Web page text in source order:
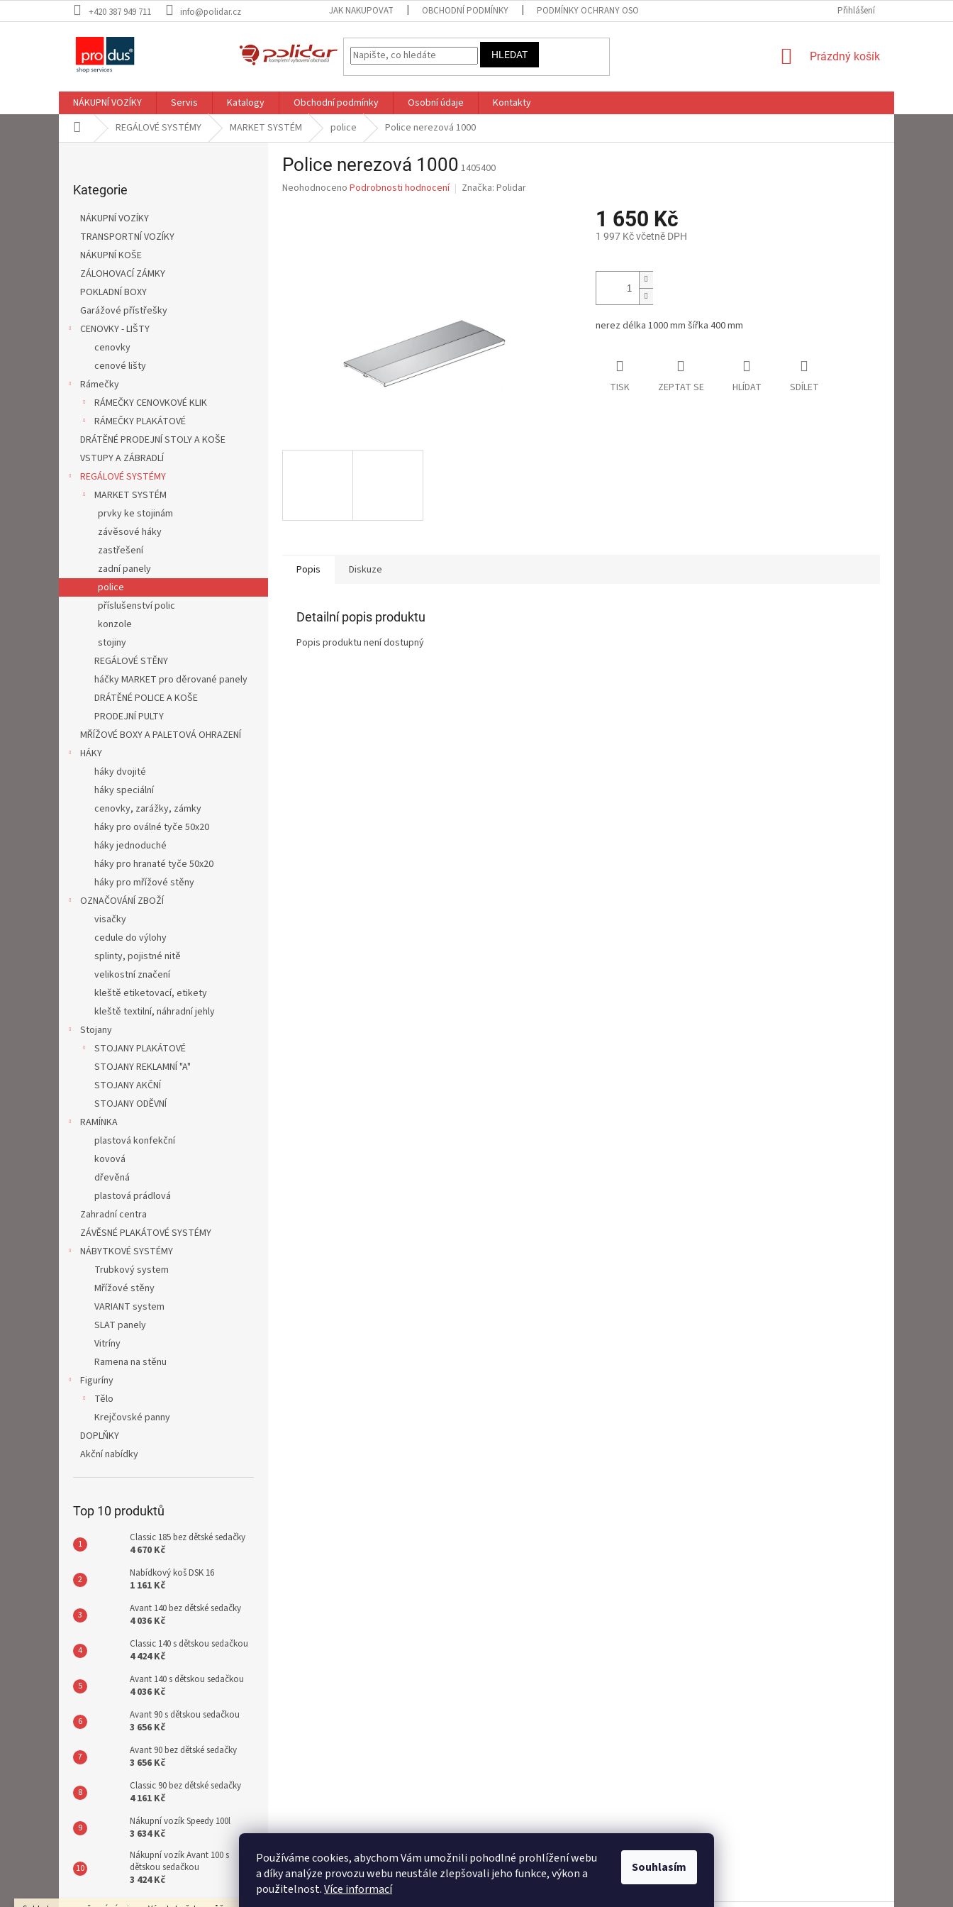
Používáme cookies, abychom Vám umožnili pohodlné prohlížení webu
a díky analýze provozu webu neustále zlepšovali jeho funkce, výkon a
použitelnost.Více informací
Souhlasím
na
+420 387 949 711 info@polidar.cz JAK NAKUPOVAT OBCHODNÍ PODMÍNKY PODMÍNKY OCHRANY OSOBNÍCH ÚDAJŮ Přihlášení
HLEDAT
NÁKUPNÍ
Prázdný košík
NÁKUPNÍ VOZÍKY Servis Katalogy Obchodní podmínky Osobní údaje
Kontakty
Domů REGÁLOVÉ SYSTÉMY MARKET SYSTÉM police Police nerezová 1000
kategorie
Kategorie
NÁKUPNÍ VOZÍKY
TRANSPORTNÍ VOZÍKY
NÁKUPNÍ KOŠE
ZÁLOHOVACÍ ZÁMKY
POKLADNÍ BOXY
Garážové přístřešky
CENOVKY - LIŠTY
cenovky
cenové lišty
Rámečky
RÁMEČKY CENOVKOVÉ KLIK
RÁMEČKY PLAKÁTOVÉ
DRÁTĚNÉ PRODEJNÍ STOLY A KOŠE
VSTUPY A ZÁBRADLÍ
REGÁLOVÉ SYSTÉMY
MARKET SYSTÉM
prvky ke stojinám
závěsové háky
zastřešení
zadní panely
police
příslušenství polic
konzole
stojiny
REGÁLOVÉ STĚNY
háčky MARKET pro děrované panely
DRÁTĚNÉ POLICE A KOŠE
PRODEJNÍ PULTY
MŘÍŽOVÉ BOXY A PALETOVÁ OHRAZENÍ
HÁKY
háky dvojité
háky speciální
cenovky, zarážky, zámky
háky pro oválné tyče 50x20
háky jednoduché
háky pro hranaté tyče 50x20
háky pro mřížové stěny
OZNAČOVÁNÍ ZBOŽÍ
visačky
cedule do výlohy
splinty, pojistné nitě
velikostní značení
kleště etiketovací, etikety
kleště textilní, náhradní jehly
Stojany
STOJANY PLAKÁTOVÉ
STOJANY REKLAMNÍ "A"
STOJANY AKČNÍ
STOJANY ODĚVNÍ
RAMÍNKA
plastová konfekční
kovová
dřevěná
plastová prádlová
Zahradní centra
ZÁVĚSNÉ PLAKÁTOVÉ SYSTÉMY
NÁBYTKOVÉ SYSTÉMY
Trubkový system
Mřížové stěny
VARIANT system
SLAT panely
Vitríny
Ramena na stěnu
Figuríny
Tělo
Krejčovské panny
DOPLŇKY
Akční nabídky
Top 10 produktů
Classic 185 bez dětské sedačky
4 670 Kč
Nabídkový koš DSK 16
1 161 Kč
Avant 140 bez dětské sedačky
4 036 Kč
Classic 140 s dětskou sedačkou
4 424 Kč
Avant 140 s dětskou sedačkou
4 036 Kč
Avant 90 s dětskou sedačkou
3 656 Kč
Avant 90 bez dětské sedačky
3 656 Kč
Classic 90 bez dětské sedačky
4 161 Kč
Nákupní vozík Speedy 100l
3 634 Kč
Nákupní vozík Avant 100 s
dětskou sedačkou
3 424 Kč
Police nerezová 1000 1405400
Průměrné
Neohodnoceno Podrobnosti hodnocení Značka: Polidar
1 650 Kč
1 997 Kč včetně DPH
cena:
nerez délka 1000 mm šířka 400 mm
TISK ZEPTAT SE HLÍDAT SDÍLET
Popis Diskuze
Detailní popis produktu
Popis produktu není dostupný